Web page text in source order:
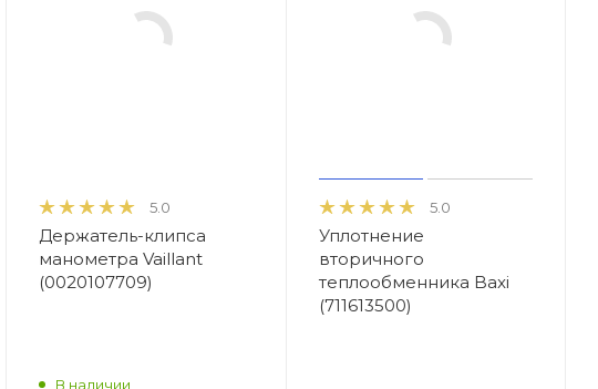
5.0
Держатель-клипса
манометра Vaillant
(0020107709)
В наличии
5.0
Уплотнение
вторичного
теплообменника Baxi
(711613500)